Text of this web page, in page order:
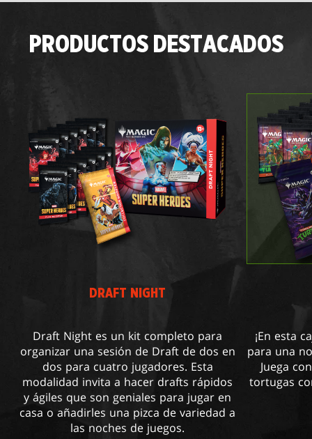
PRODUCTOS DESTACADOS
DRAFT NIGHT
Draft Night es un kit completo para
organizar una sesión de Draft de dos en
dos para cuatro jugadores. Esta
modalidad invita a hacer drafts rápidos
y ágiles que son geniales para jugar en
casa o añadirles una pizca de variedad a
las noches de juegos.
¡En esta
para una
Juega
tortugas